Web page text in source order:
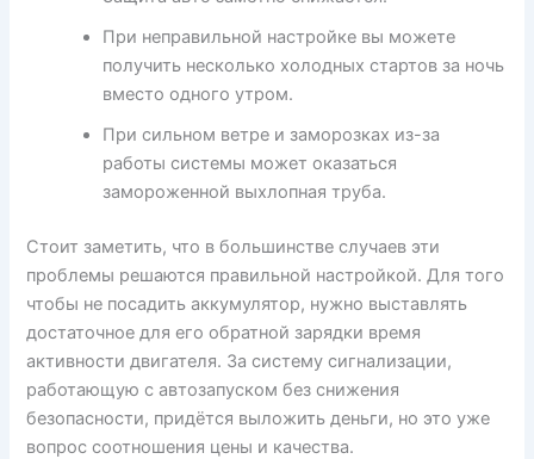
При неправильной настройке вы можете
получить несколько холодных стартов за ночь
вместо одного утром.
При сильном ветре и заморозках из-за
работы системы может оказаться
замороженной выхлопная труба.
Стоит заметить, что в большинстве случаев эти
проблемы решаются правильной настройкой. Для того
чтобы не посадить аккумулятор, нужно выставлять
достаточное для его обратной зарядки время
активности двигателя. За систему сигнализации,
работающую с автозапуском без снижения
безопасности, придётся выложить деньги, но это уже
вопрос соотношения цены и качества.